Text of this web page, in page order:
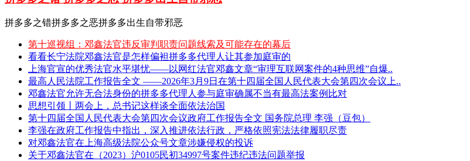
拼多多之错拼多多之恶拼多多出生自带邪恶
第十巡视组：邓鑫法官违反审判职责问题线索及可能存在的幕后
看看长宁法院邓鑫法官是怎样偏袒拼多多代理人让其参加庭审的
上海官宣的优秀法官水平堪忧——以网红法官邓鑫文章“审理互联网案件的4种思维”自爆..
最高人民法院工作报告全文 ——2026年3月9日在第十四届全国人民代表大会第四次会议上..
邓鑫法官允许无合法身份的拼多多代理人参与庭审确属不当有最高法案例比对
思想引领丨两会上，总书记这样谈全面依法治国
第十四届全国人民代表大会第四次会议政府工作报告全文 国务院总理 李强（豆包）
李强在政府工作报告中指出，深入推进依法行政，严格依照宪法法律履职尽责
对邓鑫法官在上海高级法院公众号文章涉嫌侵权的投诉
关于邓鑫法官在（2023）沪0105民初34997号案件违纪违法问题举报